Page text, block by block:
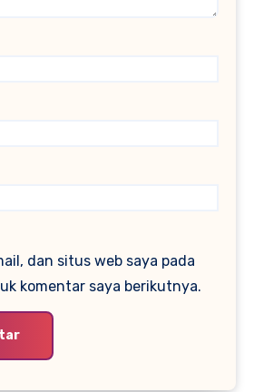
dan situs web saya pada
komentar saya berikutnya.